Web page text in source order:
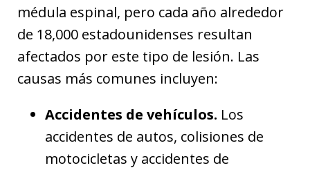
médula espinal, pero cada año alrededor
de 18,000 estadounidenses resultan
afectados por este tipo de lesión. Las
causas más comunes incluyen:
Accidentes de vehículos. Los
accidentes de autos, colisiones de
motocicletas y accidentes de